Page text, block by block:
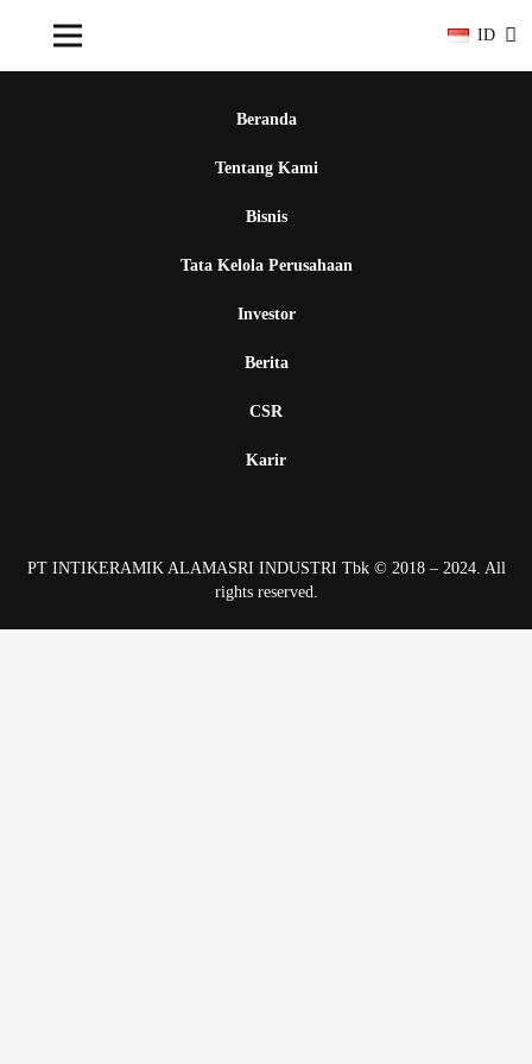
ID
Beranda
Tentang Kami
Bisnis
Tata Kelola Perusahaan
Investor
Berita
CSR
Karir
PT INTIKERAMIK ALAMASRI INDUSTRI Tbk © 2018 – 2024. All
rights reserved.